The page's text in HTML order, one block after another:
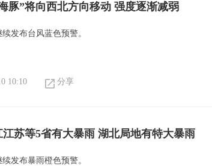
豚”将向西北方向移动 强度逐渐减弱
发布台风蓝色预警。
10:10 分享
苏等5省有大暴雨 湖北局地有特大暴雨
发布暴雨橙色预警。